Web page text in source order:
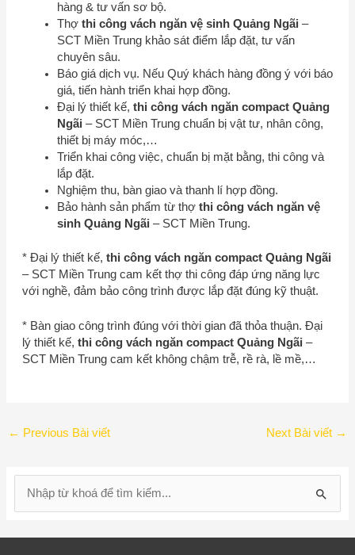
hàng & tư vấn sơ bộ.
Thợ thi công vách ngăn vệ sinh Quảng Ngãi –
SCT Miền Trungkhảo sát điểm lắp đặt, tư vấn
chuyên sâu.
Báo giá dịch vụ. Nếu Quý khách hàng đồng ý với báo
giá, tiến hành triển khai hợp đồng.
Đại lý thiết kế, thi công vách ngăn compact Quảng
Ngãi – SCT Miền Trungchuẩn bị vật tư, nhân công,
thiết bị máy móc,…
Triển khai công việc, chuẩn bị mặt bằng, thi công và
lắp đặt.
Nghiệm thu, bàn giao và thanh lí hợp đồng.
Bảo hành sản phẩm từ thợ thi công vách ngăn vệ
sinh Quảng Ngãi – SCT Miền Trung.
* Đại lý thiết kế, thi công vách ngăn compact Quảng Ngãi
– SCT Miền Trungcam kết thợ thi công đáp ứng năng lực
với nghề, đảm bảo công trình được lắp đặt đúng kỹ thuật.
* Bàn giao công trình đúng với thời gian đã thỏa thuận. Đại
lý thiết kế, thi công vách ngăn compact Quảng Ngãi –
SCT Miền Trungcam kết không chậm trễ, rề rà, lề mề,…
← Previous Bài viết Next Bài viết →